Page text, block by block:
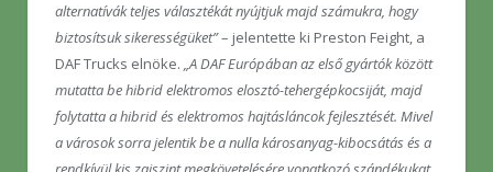
alternatívák teljes választékát nyújtjuk majd számukra, hogy
biztosítsuk sikerességüket”– jelentette ki Preston Feight, a
DAF Trucks elnöke. „A DAF Európában az első gyártók között
mutatta be hibrid elektromos elosztó-tehergépkocsiját, majd
folytatta a hibrid és elektromos hajtásláncok fejlesztését. Mivel
a városok sorra jelentik be a nulla károsanyag-kibocsátás és a